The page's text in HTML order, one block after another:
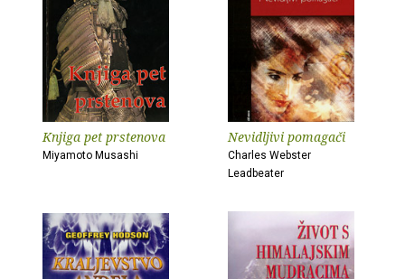
Knjiga pet prstenova
Miyamoto Musashi
Nevidljivi pomagači
Charles Webster
Leadbeater